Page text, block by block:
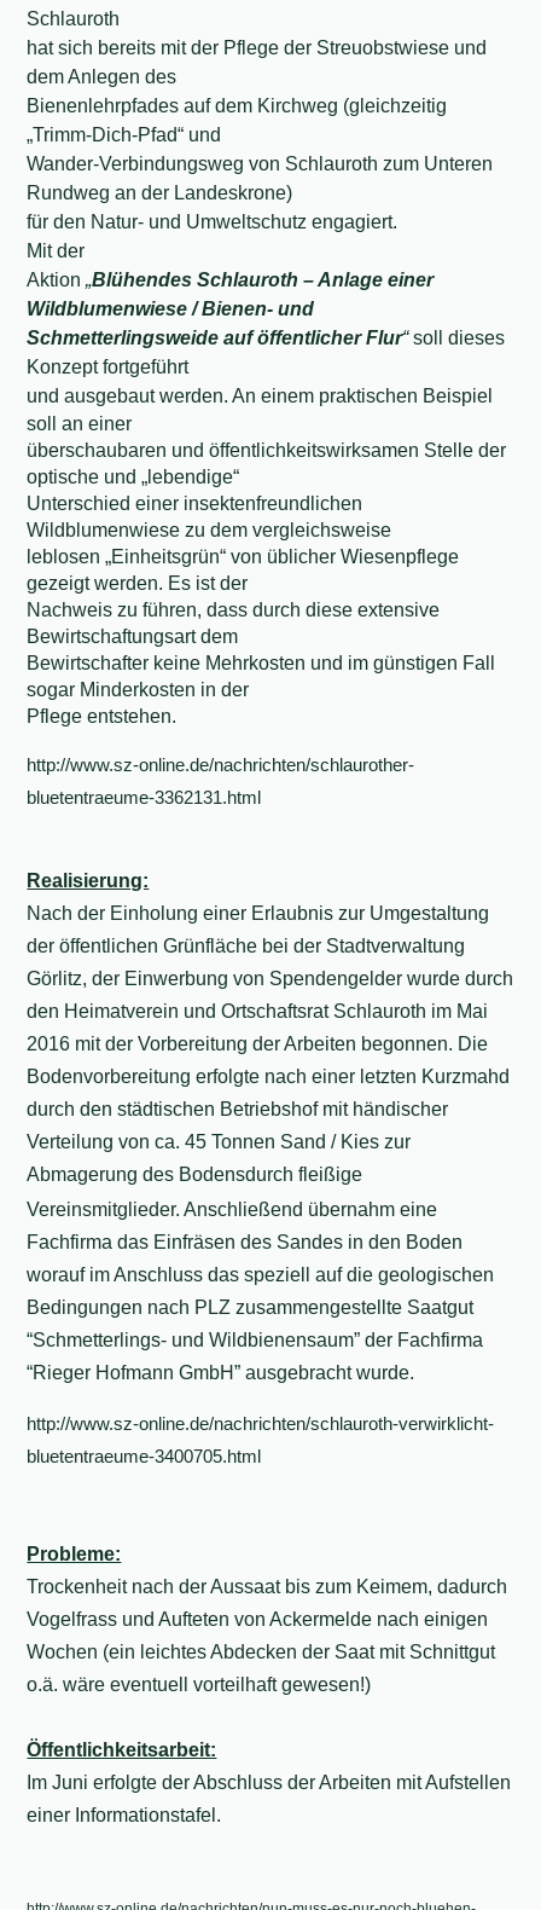
Schlauroth
hat sich bereits mit der Pflege der Streuobstwiese und
dem Anlegen des
Bienenlehrpfades auf dem Kirchweg (gleichzeitig
„Trimm-Dich-Pfad“ und
Wander-Verbindungsweg von Schlauroth zum Unteren
Rundweg an der Landeskrone)
für den Natur- und Umweltschutz engagiert.
Mit der
Aktion„Blühendes Schlauroth – Anlage einer
Wildblumenwiese / Bienen- und
Schmetterlingsweide auf öffentlicher Flur“soll dieses
Konzept fortgeführt
und ausgebaut werden. An einem praktischen Beispiel
soll an einer
überschaubaren und öffentlichkeitswirksamen Stelle der
optische und „lebendige“
Unterschied einer insektenfreundlichen
Wildblumenwiese zu dem vergleichsweise
leblosen „Einheitsgrün“ von üblicher Wiesenpflege
gezeigt werden. Es ist der
Nachweis zu führen, dass durch diese extensive
Bewirtschaftungsart dem
Bewirtschafter keine Mehrkosten und im günstigen Fall
sogar Minderkosten in der
Pflege entstehen.
http://www.sz-online.de/nachrichten/schlaurother-
bluetentraeume-3362131.html
Realisierung:
Nach der Einholung einer Erlaubnis zur Umgestaltung
der öffentlichen Grünfläche bei der Stadtverwaltung
Görlitz, der Einwerbung von Spendengelder wurde durch
den Heimatverein und Ortschaftsrat Schlauroth im Mai
2016 mit der Vorbereitung der Arbeiten begonnen. Die
Bodenvorbereitung erfolgte nach einer letzten Kurzmahd
durch den städtischen Betriebshof mit händischer
Verteilung von ca. 45 Tonnen Sand / Kies zur
Abmagerung des Bodensdurch fleißige
Vereinsmitglieder. Anschließend übernahm eine
Fachfirma das Einfräsen des Sandes in den Boden
worauf im Anschluss das speziell auf die geologischen
Bedingungen nach PLZ zusammengestellte Saatgut
“Schmetterlings- und Wildbienensaum” der Fachfirma
“Rieger Hofmann GmbH” ausgebracht wurde.
http://www.sz-online.de/nachrichten/schlauroth-verwirklicht-
bluetentraeume-3400705.html
Probleme:
Trockenheit nach der Aussaat bis zum Keimem, dadurch
Vogelfrass und Aufteten von Ackermelde nach einigen
Wochen (ein leichtes Abdecken der Saat mit Schnittgut
o.ä. wäre eventuell vorteilhaft gewesen!)
Öffentlichkeitsarbeit:
Im Juni erfolgte der Abschluss der Arbeiten mit Aufstellen
einer Informationstafel.